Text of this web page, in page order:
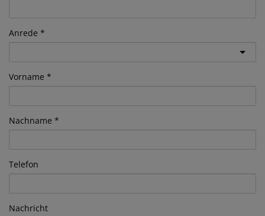
Anrede
Vorname
Nachname
Telefon
Nachricht